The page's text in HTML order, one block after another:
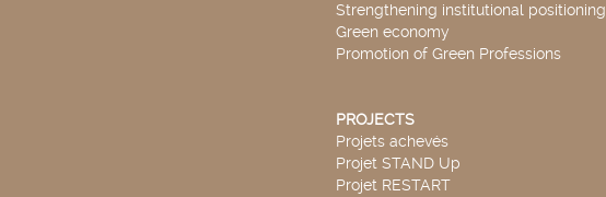
Strengthening institutional positioning
Green economy
Promotion of Green Professions
PROJECTS
Projets achevés
Projet STAND Up
Projet RESTART